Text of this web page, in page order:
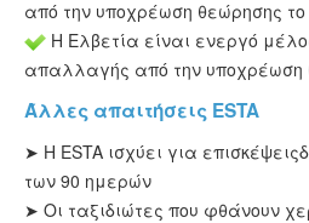
από την υποχρέωση θεώρησης το
Η Ελβετία είναι ενεργό
απαλλαγής από την υποχρέωση
Άλλες απαιτήσεις ESTA
➤ Η ESTA ισχύει για επισκέψεις
των 90 ημερών
➤ Οι ταξιδιώτες που φθάνουν